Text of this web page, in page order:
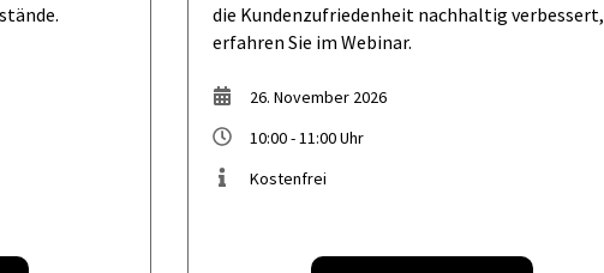
die Kundenzufriedenheit nachhaltig verbessert,
erfahren Sie im Webinar.
26. November 2026
10:00 - 11:00 Uhr
Kostenfrei